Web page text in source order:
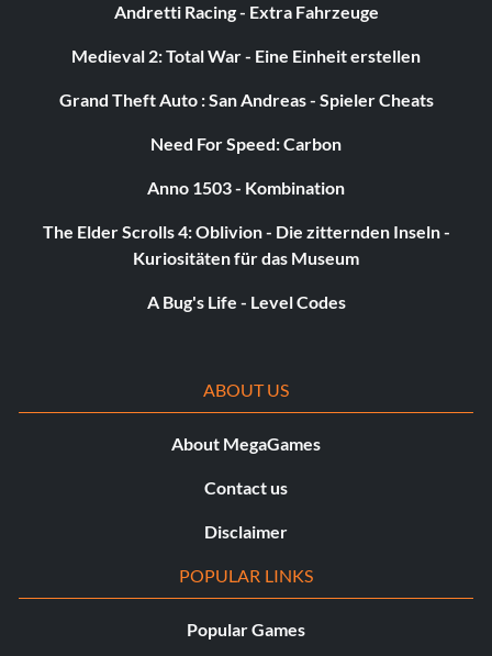
Andretti Racing - Extra Fahrzeuge
Medieval 2: Total War - Eine Einheit erstellen
Grand Theft Auto : San Andreas - Spieler Cheats
Need For Speed: Carbon
Anno 1503 - Kombination
The Elder Scrolls 4: Oblivion - Die zitternden Inseln -
Kuriositäten für das Museum
A Bug's Life - Level Codes
ABOUT US
About MegaGames
Contact us
Disclaimer
POPULAR LINKS
Popular Games